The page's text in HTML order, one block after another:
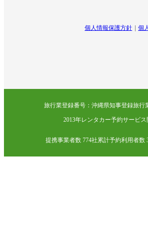
個人情報保護方針 個
旅行業登録番号：沖縄県知事登録旅行
2013年レンタカー予約サービス
提携事業者数 774社累計予約利用者数